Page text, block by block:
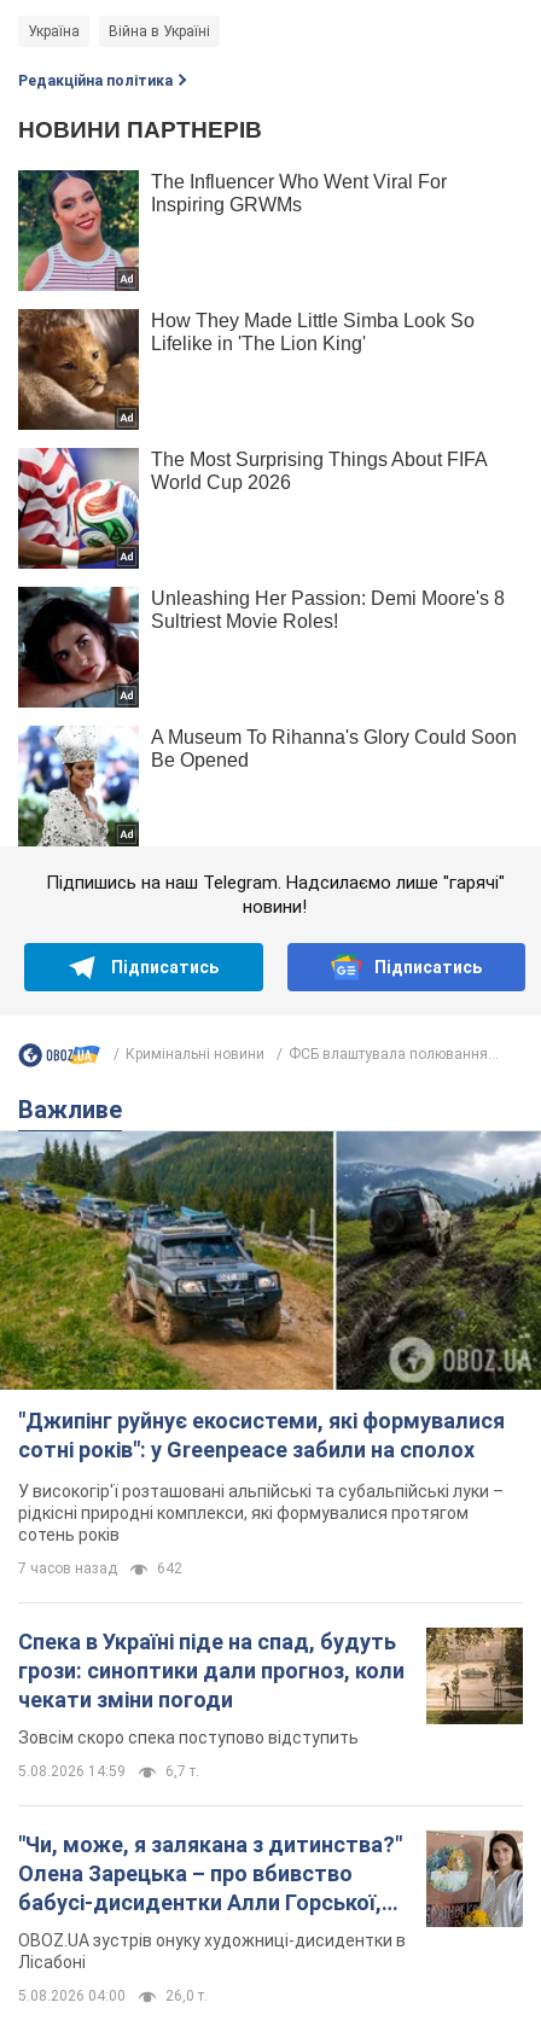
Україна Війна в Україні
Редакційна політика
Підпишись на наш Telegram. Надсилаємо лише "гарячі"
новини!
Підписатись Підписатись
Кримінальні новини ФСБ влаштувала полювання...
Важливе
"Джипінг руйнує екосистеми, які формувалися
сотні років": у Greenpeace забили на сполох
У високогір'ї розташовані альпійські та субальпійські луки –
рідкісні природні комплекси, які формувалися протягом
сотень років
7 часов назад 642
Спека в Україні піде на спад, будуть
грози: синоптики дали прогноз, коли
чекати зміни погоди
Зовсім скоро спека поступово відступить
5.08.2026 14:59 6,7 т.
"Чи, може, я залякана з дитинства?"
Олена Зарецька – про вбивство
бабусі-дисидентки Алли Горської,
критику Дмитра Стуса та втечу в
Португалію з 5 дітьми
OBOZ.UA зустрів онуку художниці-дисидентки в
Лісабоні
5.08.2026 04:00 26,0 т.